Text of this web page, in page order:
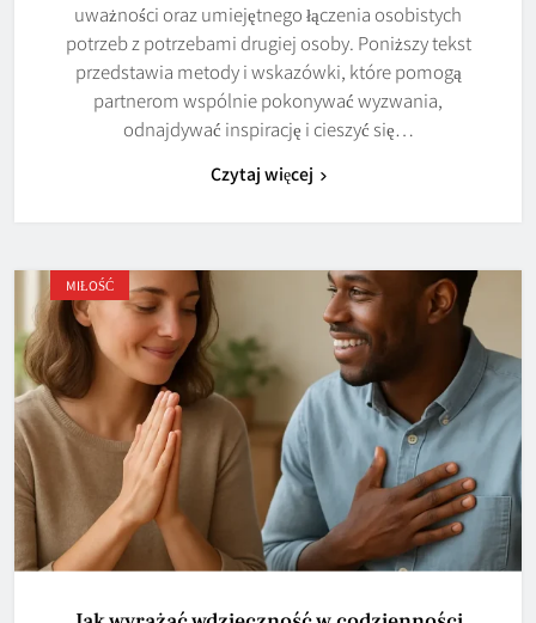
uważności oraz umiejętnego łączenia osobistych
potrzeb z potrzebami drugiej osoby. Poniższy tekst
przedstawia metody i wskazówki, które pomogą
partnerom wspólnie pokonywać wyzwania,
odnajdywać inspirację i cieszyć się…
Czytaj więcej
MIŁOŚĆ